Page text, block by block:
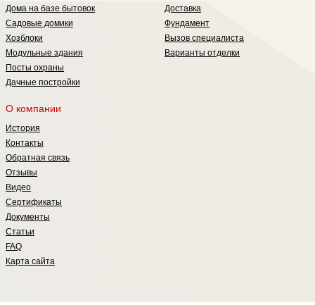
Дома на базе бытовок
Садовые домики
Хозблоки
Модульные здания
Посты охраны
Дачные постройки
Доставка
Фундамент
Вызов специалиста
Варианты отделки
О компании
История
Контакты
Обратная связь
Отзывы
Видео
Сертификаты
Документы
Статьи
FAQ
Карта сайта